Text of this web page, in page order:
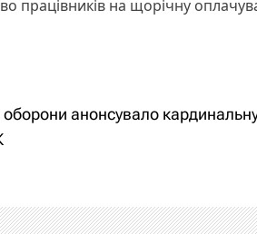
працівників на щорічну
оборони анонсувало